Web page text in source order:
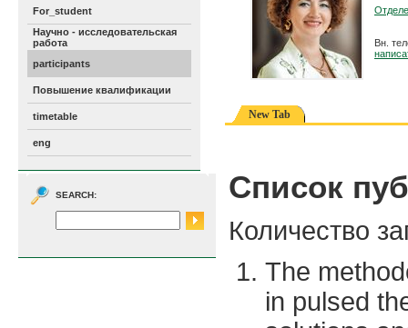
For_student
Научно - исследовательская
работа
participants
Повышение квалификации
timetable
eng
SEARCH:
Вн.
New Tab
Список
Количество
The
in pulsed